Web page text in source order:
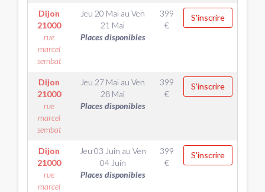
Dijon
21000
rue
marcel
sembat
Jeu 20 Mai au Ven
21 Mai
Places disponibles
399
€
S'inscrire
Dijon
21000
rue
marcel
sembat
Jeu 27 Mai au Ven
28 Mai
Places disponibles
399
€
S'inscrire
Dijon
21000
rue
marcel
Jeu 03 Juin au Ven
04 Juin
Places disponibles
399
€
S'inscrire